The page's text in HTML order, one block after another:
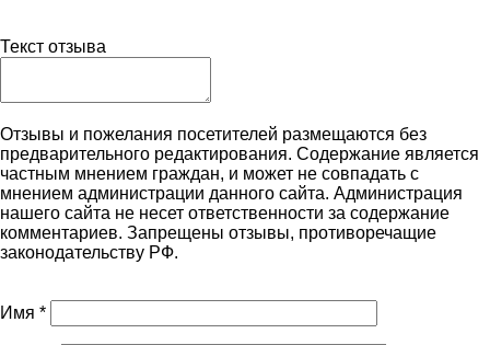
Текст отзыва
Отзывы и пожелания посетителей размещаются без
предварительного редактирования. Содержание является
частным мнением граждан, и может не совпадать с
мнением администрации данного сайта. Администрация
нашего сайта не несет ответственности за содержание
комментариев. Запрещены отзывы, противоречащие
законодательству РФ.
Имя *